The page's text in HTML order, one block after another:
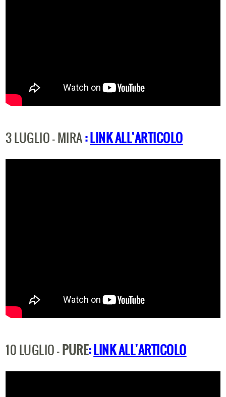
3 LUGLIO - MIRA:LINK ALL'ARTICOLO
10 LUGLIO -PURE:LINK ALL'ARTICOLO